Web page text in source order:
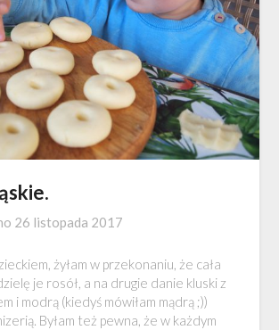
26 listopada 2017
żyłam w przekonaniu, że cała
je rosół, a na drugie danie kluski z
i modrą (kiedyś mówiłam mądrą ;))
Byłam też pewna, że w każdym